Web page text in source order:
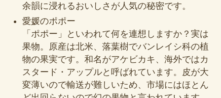
余韻に浸れるおいしさが人気の秘密です。
愛媛のポポー
「ポポー」といわれて何を連想しますか？実は
果物。原産は北米、落葉樹でバンレイシ科の植
物の果実です。和名がアケビカキ、海外ではカ
スタード・アップルと呼ばれています。皮が大
変薄いので輸送が難しいため、市場にはほとん